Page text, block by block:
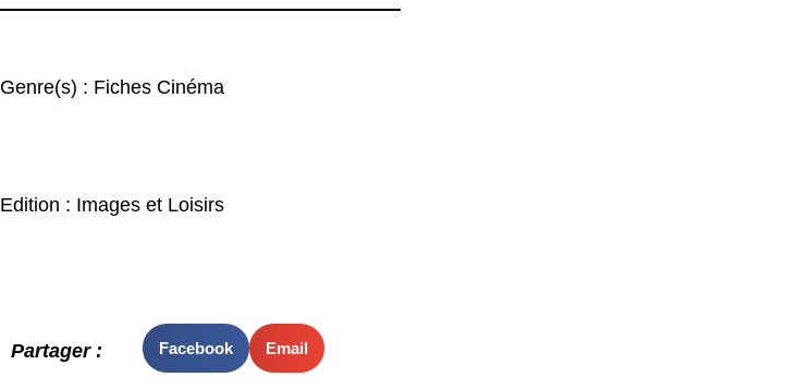
Genre(s) : Fiches Cinéma
Edition : Images et Loisirs
Partager : Facebook Email